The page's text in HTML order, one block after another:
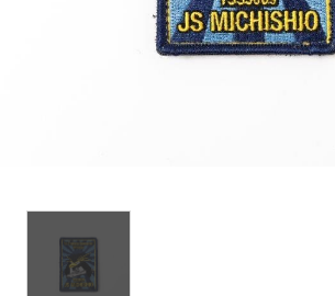
その他グッズ（バッグ・タ
マスク等）